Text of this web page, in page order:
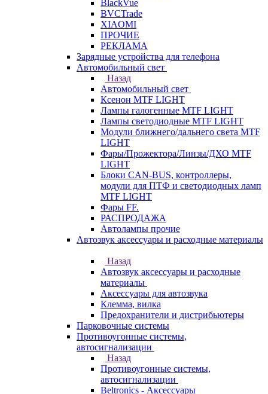
BlackVue
BVCTrade
XIAOMI
ПРОЧИЕ
РЕКЛАМА
Зарядные устройства для телефона
Автомобильный свет
Назад
Автомобильный свет
Ксенон MTF LIGHT
Лампы галогенные MTF LIGHT
Лампы светодиодные MTF LIGHT
Модули ближнего/дальнего света MTF
LIGHT
Фары/Прожектора/Линзы/ДХО MTF
LIGHT
Блоки CAN-BUS, контроллеры,
модули для ПТФ и светодиодных ламп
MTF LIGHT
Фары FF.
РАСПРОДАЖА
Автолампы прочие
Автозвук аксессуары и расходные материалы
Назад
Автозвук аксессуары и расходные
материалы
Аксессуары для автозвука
Клемма, вилка
Предохранители и дистрибьютеры
Парковочные системы
Противоугонные системы,
автосигнализации
Назад
Противоугонные системы,
автосигнализации
Beltronics - Аксессуары